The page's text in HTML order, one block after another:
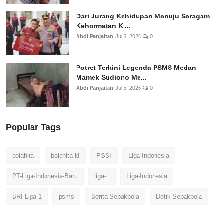
Dari Jurang Kehidupan Menuju Seragam
Kehormatan Ki...
Abdi Panjaitan Jul 5, 2026 0
Potret Terkini Legenda PSMS Medan
Mamek Sudiono Me...
Abdi Panjaitan Jul 5, 2026 0
Popular Tags
bolahita bolahita-id PSSI Liga Indonesia
PT-Liga-Indonesia-Baru liga-1 Liga-Indonesia
BRI Liga 1 psms Berita Sepakbola Detik Sepakbola